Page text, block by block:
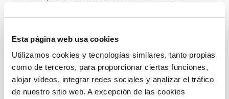
Esta página web usa cookies
Utilizamos cookies y tecnologías similares, tanto propias
como de terceros, para proporcionar ciertas funciones,
alojar vídeos, integrar redes sociales y analizar el tráfico
de nuestro sitio web. A excepción de las cookies
Ayuntamiento de El Prat De Llobregat por
[…]
0 Leer más